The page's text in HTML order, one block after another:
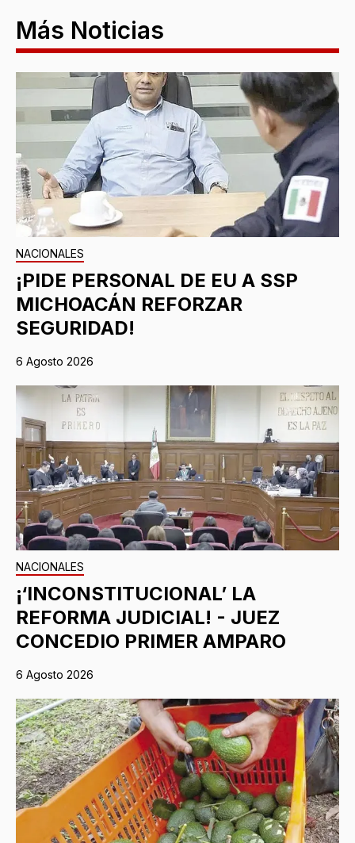
Más Noticias
NACIONALES
¡PIDE PERSONAL DE EU A SSP
MICHOACÁN REFORZAR
SEGURIDAD!
6 Agosto 2026
NACIONALES
¡‘INCONSTITUCIONAL’ LA
REFORMA JUDICIAL! - JUEZ
CONCEDIO PRIMER AMPARO
6 Agosto 2026